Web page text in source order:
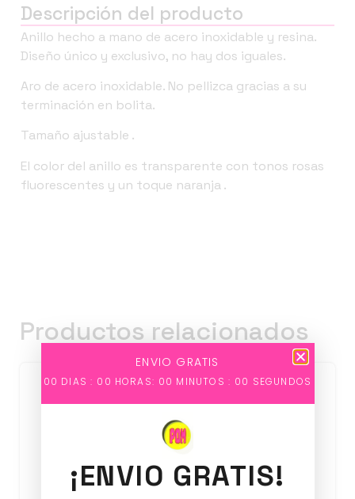
Descripción del producto
Anillo hecho a mano de acero inoxidable y resina.
Diseño único y exclusivo, no hay dos iguales.
Aro de acero inoxidable. No pellizca gracias a su
terminación en bolita.
Tamaño ajustable .
El color del anillo es transparente con tonos rosas
fluorescentes y un toque naranja .
Productos relacionados
ENVIO GRATIS
00 DIAS : 00 HORAS: 00 MINUTOS : 00 SEGUNDOS
¡ENVIO GRATIS!